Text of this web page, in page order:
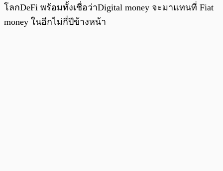
โลกDeFi พร้อมทั้งเชื่อว่าDigital money จะมาแทนที่ Fiat
money ในอีกไม่กี่ปีข้างหน้า